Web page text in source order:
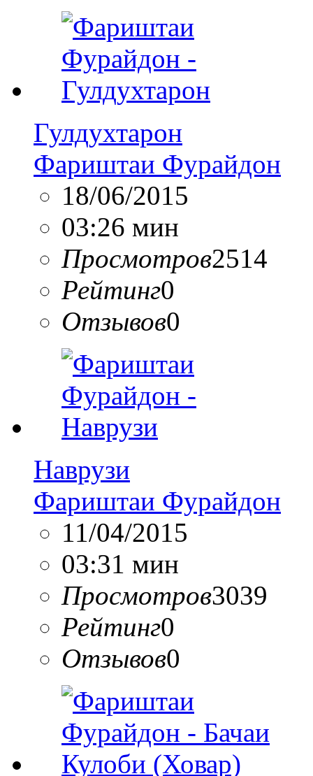
Гулдухтарон
Фариштаи Фурайдон
18/06/2015
03:26 мин
Просмотров2514
Рейтинг0
Отзывов0
Наврузи
Фариштаи Фурайдон
11/04/2015
03:31 мин
Просмотров3039
Рейтинг0
Отзывов0